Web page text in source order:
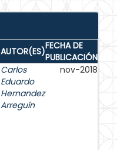
AUTOR(ES)FECHA DE
PUBLICACIÓN
Carlos
Eduardo
Hernandez
Arreguin
nov-2018